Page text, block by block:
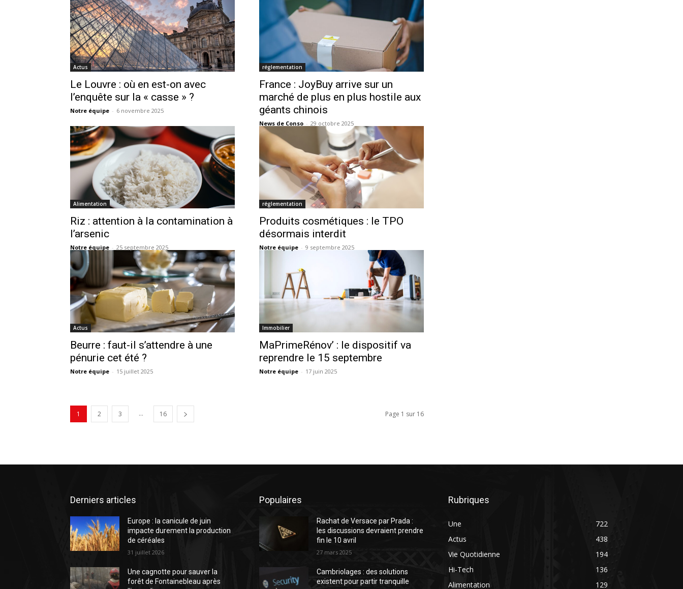
Actus
Le Louvre : où en est-on avec
l’enquête sur la « casse » ?
Notre équipe - 6 novembre 2025
réglementation
France : JoyBuy arrive sur un
marché de plus en plus hostile aux
géants chinois
News de Conso - 29 octobre 2025
Alimentation
Riz : attention à la contamination à
l’arsenic
Notre équipe - 25 septembre 2025
réglementation
Produits cosmétiques : le TPO
désormais interdit
Notre équipe - 9 septembre 2025
Actus
Beurre : faut-il s’attendre à une
pénurie cet été ?
Notre équipe - 15 juillet 2025
Immobilier
MaPrimeRénov’ : le dispositif va
reprendre le 15 septembre
Notre équipe - 17 juin 2025
1 2 3 ... 16 Page 1 sur 16
Derniers articles
Europe : la canicule de juin
impacte durement la production
de céréales
31 juillet 2026
Une cagnotte pour sauver la
forêt de Fontainebleau après
Populaires
Rachat de Versace par Prada :
les discussions devraient prendre
fin le 10 avril
27 mars 2025
Cambriolages : des solutions
existent pour partir tranquille
Rubriques
Une
722
Actus
438
Vie Quotidienne
194
Hi-Tech
136
Alimentation
129